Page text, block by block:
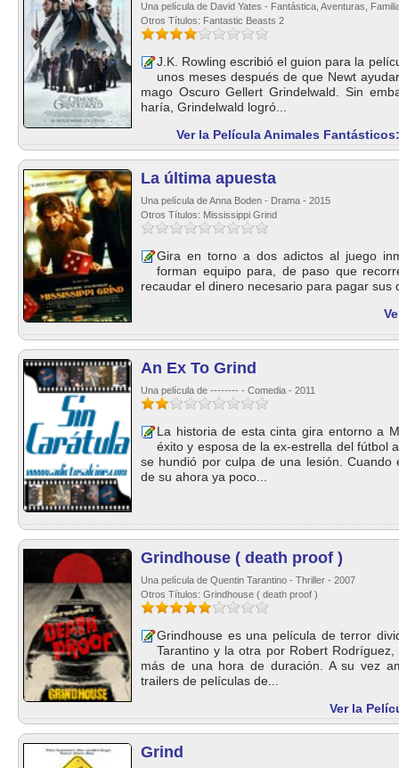
Una película de David Yates - Fantástica, Aventuras,
Otros Títulos: Fantastic Beasts 2
J.K. Rowling escribió el guion para la
unos meses después de que Newt
mago Oscuro Gellert Grindelwald. Sin
haría, Grindelwald logró...
Ver la Película Animales
La última apuesta
Una película de Anna Boden - Drama - 2015
Otros Títulos: Mississippi Grind
Gira en torno a dos adictos al juego
forman equipo para, de paso que
recaudar el dinero necesario para pagar sus
An Ex To Grind
Una película de -------- - Comedia - 2011
La historia de esta cinta gira entorno a
éxito y esposa de la ex-estrella del fútbol
se hundió por culpa de una lesión. Cuando
de su ahora ya poco...
Grindhouse ( death proof )
Una película de Quentin Tarantino - Thriller - 2007
Otros Títulos: Grindhouse ( death proof )
Grindhouse es una película de terror
Tarantino y la otra por Robert
más de una hora de duración. A su vez
trailers de películas de...
Ver la
Grind